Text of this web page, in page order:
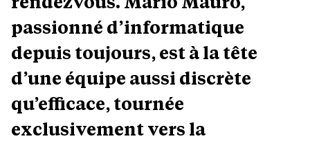
passionné d’informatique
depuis toujours, est à la tête
d’une équipe aussi discrète
qu’efficace, tournée
exclusivement vers la